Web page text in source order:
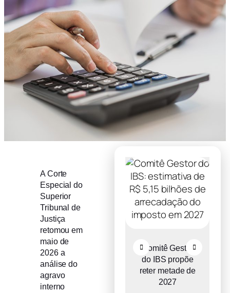
A Corte
Especial do
Superior
Tribunal de
Justiça
retomou em
maio de
2026 a
análise do
agravo
interno
Recuperação
judicial cresce
Comitê Gestor
do IBS propõe
reter metade de
2027